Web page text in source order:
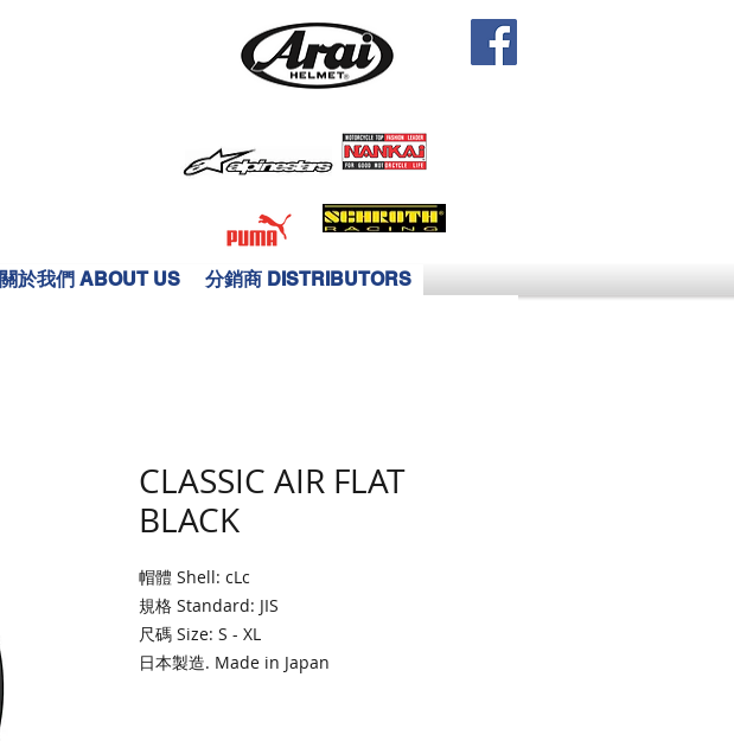
關於我們 ABOUT US 分銷商 DISTRIBUTORS
CLASSIC AIR FLAT
BLACK
帽體 Shell: cLc
規格 Standard: JIS
尺碼 Size: S - XL
日本製造. Made in Japan